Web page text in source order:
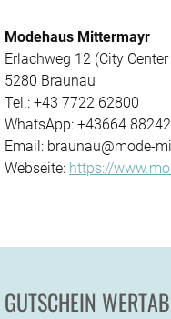
Modehaus Mittermayr
Erlachweg 12 (City
5280 Braunau
Tel.: +43 7722 62800
WhatsApp: +43664
Email: braunau@mode-
Webseite: https://
GUTSCHEIN